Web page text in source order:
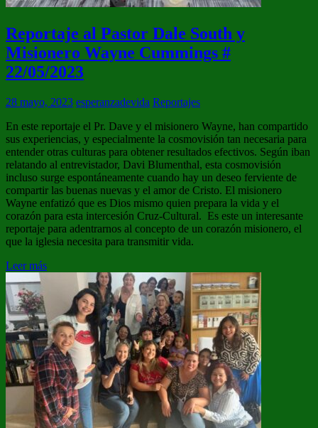
Reportaje al Pastor Dale South y
Misionero Wayne Cummings #
22/05/2023
28 mayo, 2023 esperanzadevida Reportajes
En este reportaje el Pr. Dave y el misionero Wayne, han compartido
sus experiencias, y especialmente la cosmovisión tan necesaria para
entender otras culturas para obtener resultados efectivos. Según iban
relatando al entrevistador, Davi Blumenthal, esta cosmovisión
incluso surge espontáneamente cuando hay un deseo ferviente de
compartir las buenas nuevas y el amor de Cristo. El misionero
Wayne enfatizó que es Dios mismo quien prepara la vida y el
corazón para esta intercesión Cruz-Cultural. Es este un interesante
reportaje para adentrarnos al concepto de un corazón misionero, el
que la iglesia necesita para transmitir vida.
Leer más